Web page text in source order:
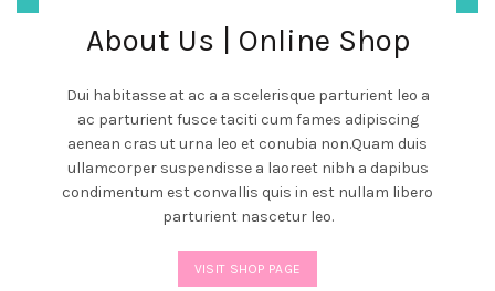
About Us | Online Shop
Dui habitasse at ac a a scelerisque parturient leo a
ac parturient fusce taciti cum fames adipiscing
aenean cras ut urna leo et conubia non.Quam duis
ullamcorper suspendisse a laoreet nibh a dapibus
condimentum est convallis quis in est nullam libero
parturient nascetur leo.
VISIT SHOP PAGE